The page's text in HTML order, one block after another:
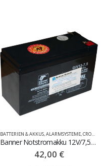
BATTERIEN & AKKUS,ALARMSYSTEME,CROW - RUNNER
Banner Notstromakku 12V/7,5Ah
42,00 €